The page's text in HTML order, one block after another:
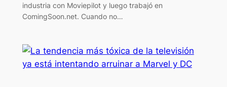
industria con Moviepilot y luego trabajó en
ComingSoon.net. Cuando no…